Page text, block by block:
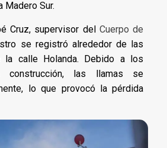
Madero Sur.
Cruz, supervisor delCuerpo de
se registró alrededor de las
la calle Holanda. Debido a los
construcción, las llamas se
lo que provocó la pérdida